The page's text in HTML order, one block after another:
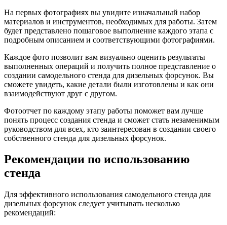
На первых фотографиях вы увидите изначальный набор
материалов и инструментов, необходимых для работы. Затем
будет представлено пошаговое выполнение каждого этапа с
подробным описанием и соответствующими фотографиями.
Каждое фото позволит вам визуально оценить результаты
выполненных операций и получить полное представление о
создании самодельного стенда для дизельных форсунок. Вы
сможете увидеть, какие детали были изготовлены и как они
взаимодействуют друг с другом.
Фотоотчет по каждому этапу работы поможет вам лучше
понять процесс создания стенда и сможет стать незаменимым
руководством для всех, кто заинтересован в создании своего
собственного стенда для дизельных форсунок.
Рекомендации по использованию
стенда
Для эффективного использования самодельного стенда для
дизельных форсунок следует учитывать несколько
рекомендаций: